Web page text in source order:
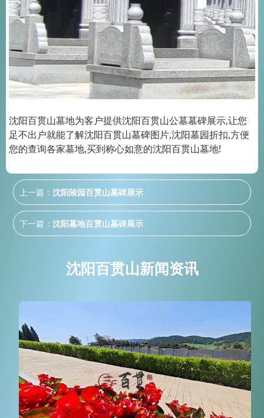
沈阳百贯山墓地为客户提供沈阳百贯山公墓墓碑展示,让您
足不出户就能了解沈阳百贯山墓碑图片,沈阳墓园折扣,方便
您的查询各家墓地,买到称心如意的沈阳百贯山墓地!
上一篇： 沈阳陵园百贯山墓碑展示
下一篇： 沈阳墓地百贯山墓碑展示
沈阳百贯山新闻资讯